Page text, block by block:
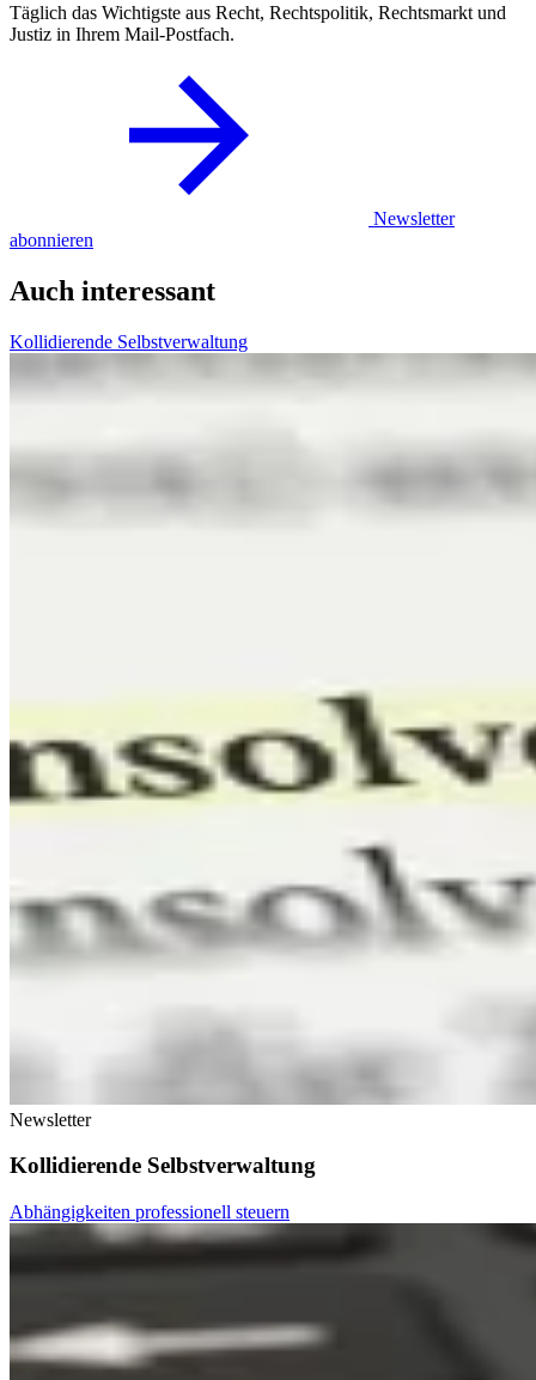
Täglich das Wichtigste aus Recht, Rechtspolitik, Rechtsmarkt und
Justiz in Ihrem Mail-Postfach.
Newsletter
abonnieren
Auch interessant
Kollidierende Selbstverwaltung
Newsletter
Kollidierende Selbstverwaltung
Abhängigkeiten professionell steuern